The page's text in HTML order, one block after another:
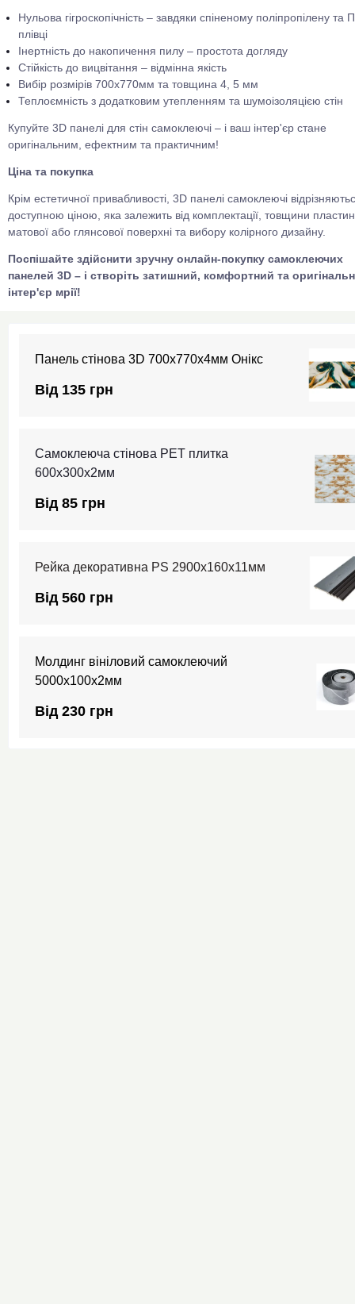
Нульова гігроскопічність – завдяки спіненому поліпропілену та
плівці
Інертність до накопичення пилу – простота догляду
Стійкість до вицвітання – відмінна якість
Вибір розмірів 700х770мм та товщина 4, 5 мм
Теплоємність з додатковим утепленням та шумоізоляцією стін
Купуйте 3D панелі для стін самоклеючі – і ваш інтер'єр стане
оригінальним, ефектним та практичним!
Ціна та покупка
Крім естетичної привабливості, 3D панелі самоклеючі
доступною ціною, яка залежить від комплектації, товщини
матової або глянсової поверхні та вибору колірного дизайну.
Поспішайте здійснити зручну онлайн-покупку самоклеючих
панелей 3D – і створіть затишний, комфортний та
інтер'єр мрії!
Панель стінова 3D 700х770х4мм Онікс
Від 135 грн
Самоклеюча стінова PET плитка
600х300х2мм
Від 85 грн
Рейка декоративна PS 2900х160х11мм
Від 560 грн
Молдинг вініловий самоклеючий
5000х100х2мм
Від 230 грн